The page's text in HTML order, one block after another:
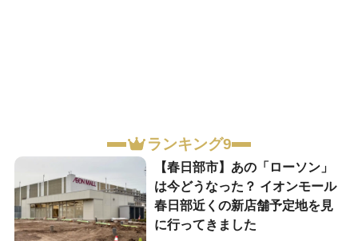
ランキング9
【春日部市】あの「ローソン」
は今どうなった？ イオンモール
春日部近くの新店舗予定地を見
に行ってきました